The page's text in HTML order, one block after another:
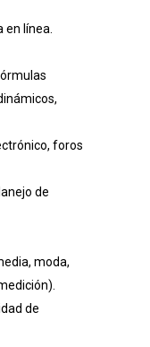
línea.
foros
de
moda,
de